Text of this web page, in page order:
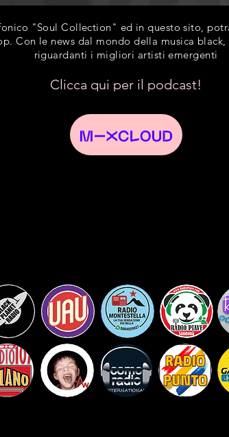
"Soul Collection" ed in questo sito,
Con le news dal mondo della musica
riguardanti i migliori artisti emergenti
Clicca qui per il podcast!